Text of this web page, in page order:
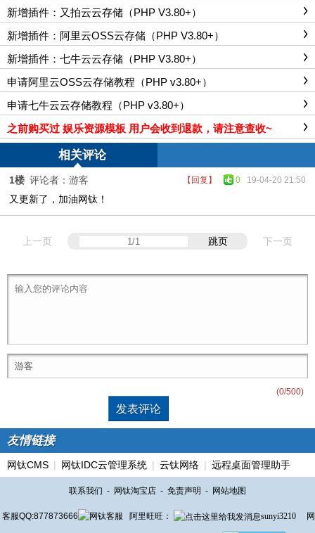
新增插件：又拍云云存储（PHP V3.80+）
新增插件：阿里云OSS云存储（PHP V3.80+）
新增插件：七牛云云存储（PHP V3.80+）
申请阿里云OSS云存储教程（PHP v3.80+）
申请七牛云云存储教程（PHP v3.80+）
之前购买过 娱乐资源模板 用户会收到退款，请注意查收~
相关评论
【回复】 0 19-04-20 21:50
1楼 评论者：游客
又更新了，加油网钛！
上一页 跳页 下一页
(0/500)
友情链接
网钛CMS | 网钛IDC云管理系统 | 云钛网络 | 远程桌面管理助手
联系我们 - 网钛淘宝店 - 免责声明 - 网站地图
客服QQ:877873666 阿里旺旺： sunyi3210 网